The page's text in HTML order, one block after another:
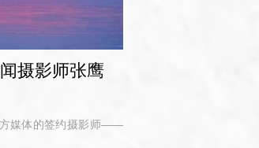
摄影师张鹰
方媒体的签约摄影师——